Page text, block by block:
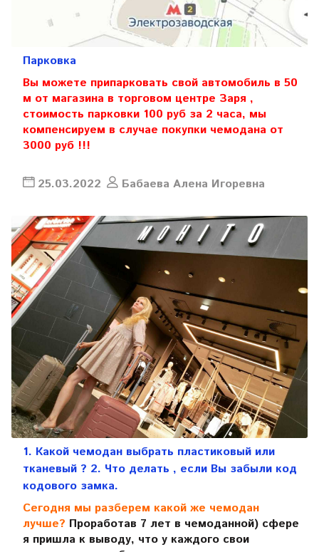
Парковка
Вы можете припарковать свой автомобиль в 50
м от магазина в торговом центре Заря ,
стоимость парковки 100 руб за 2 часа, мы
компенсируем в случае покупки чемодана от
3000 руб !!!
25.03.2022 Бабаева Алена Игоревна
1. Какой чемодан выбрать пластиковый или
тканевый ? 2. Что делать , если Вы забыли код
кодового замка.
Сегодня мы разберем какой же чемодан
лучше? Проработав 7 лет в чемоданной) сфере
я пришла к выводу, что у каждого свои